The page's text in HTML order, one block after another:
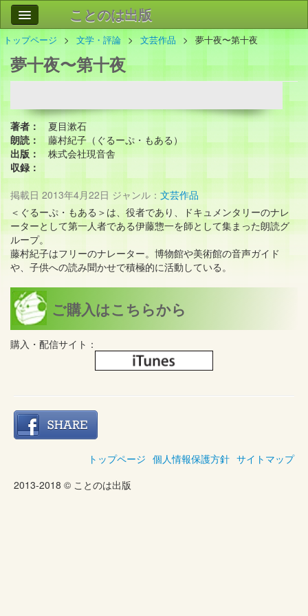
ことのは出版
作品
事業案内
会社情報
トップページ 文学・評論 文芸作品 夢十夜〜第十夜
夢十夜〜第十夜
著者：
夏目漱石
朗読：
藤村紀子（ぐるーぷ・もある）
出版：
株式会社現音舎
収録：
掲載日 2013年4月22日 ジャンル： 文芸作品
＜ぐるーぷ・もある＞は、役者であり、ドキュメンタリーのナレ
ーターとして第一人者である伊藤惣一を師として集まった朗読グ
ループ。
藤村紀子はフリーのナレーター。博物館や美術館の音声ガイド
や、子供への読み聞かせで積極的に活動している。
ご購入はこちらから
購入・配信サイト：
トップページ 個人情報保護方針 サイトマップ
2013-2018 © ことのは出版